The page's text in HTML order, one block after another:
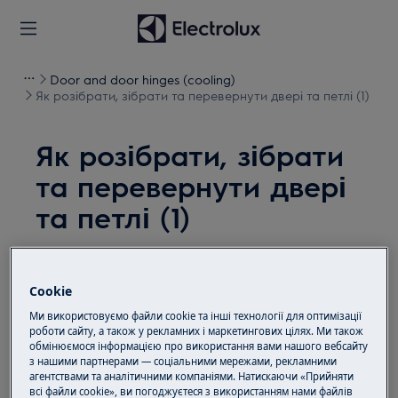
Door and door hinges (cooling)
Як розібрати, зібрати та перевернути двері та петлі (1)
Як розібрати, зібрати
та перевернути двері
та петлі (1)
Перед будь-якими операціями з технічного
обслуговування вимкніть прилад і від'єднайте
штепсельну вилку відрозетки.
Завжди будьте обережні, пересуваючи
Cookie
Ми використовуємо файли cookie та інші технології для оптимізації
роботи сайту, а також у рекламних і маркетингових цілях. Ми також
обмінюємося інформацією про використання вами нашого вебсайту
з нашими партнерами — соціальними мережами, рекламними
агентствами та аналітичними компаніями. Натискаючи «Прийняти
всі файли cookie», ви погоджуєтеся з використанням нами файлів